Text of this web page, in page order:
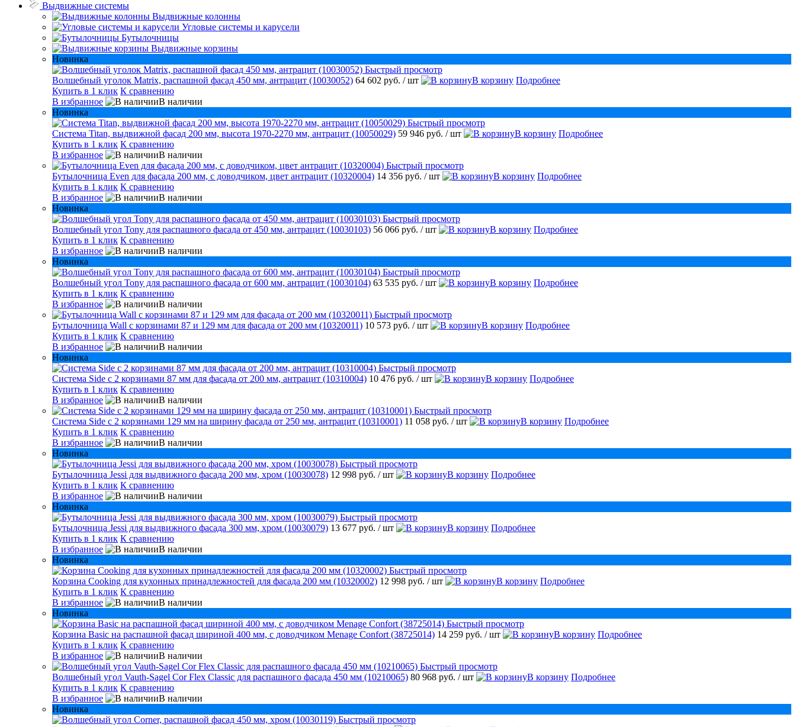
Выдвижные системы
Выдвижные колонны
Угловые системы и карусели
Бутылочницы
Выдвижные корзины
Новинка
Быстрый просмотр
Волшебный уголок Matrix, распашной фасад 450 мм, антрацит (10030052) 64 602 руб. / шт В корзину Подробнее
Купить в 1 клик К сравнению
В избранное
В наличии
Новинка
Быстрый просмотр
Система Titan, выдвижной фасад 200 мм, высота 1970-2270 мм, антрацит (10050029) 59 946 руб. / шт В корзину Подробнее
Купить в 1 клик К сравнению
В избранное
В наличии
Быстрый просмотр
Бутылочница Even для фасада 200 мм, с доводчиком, цвет антрацит (10320004) 14 356 руб. / шт В корзину Подробнее
Купить в 1 клик К сравнению
В избранное
В наличии
Новинка
Быстрый просмотр
Волшебный угол Tony для распашного фасада от 450 мм, антрацит (10030103) 56 066 руб. / шт В корзину Подробнее
Купить в 1 клик К сравнению
В избранное
В наличии
Новинка
Быстрый просмотр
Волшебный угол Tony для распашного фасада от 600 мм, антрацит (10030104) 63 535 руб. / шт В корзину Подробнее
Купить в 1 клик К сравнению
В избранное
В наличии
Быстрый просмотр
Бутылочница Wall с корзинами 87 и 129 мм для фасада от 200 мм (10320011) 10 573 руб. / шт В корзину Подробнее
Купить в 1 клик К сравнению
В избранное
В наличии
Новинка
Быстрый просмотр
Система Side с 2 корзинами 87 мм для фасада от 200 мм, антрацит (10310004) 10 476 руб. / шт В корзину Подробнее
Купить в 1 клик К сравнению
В избранное
В наличии
Быстрый просмотр
Система Side c 2 корзинами 129 мм на ширину фасада от 250 мм, антрацит (10310001) 11 058 руб. / шт В корзину Подробнее
Купить в 1 клик К сравнению
В избранное
В наличии
Новинка
Быстрый просмотр
Бутылочница Jessi для выдвижного фасада 200 мм, хром (10030078) 12 998 руб. / шт В корзину Подробнее
Купить в 1 клик К сравнению
В избранное
В наличии
Новинка
Быстрый просмотр
Бутылочница Jessi для выдвижного фасада 300 мм, хром (10030079) 13 677 руб. / шт В корзину Подробнее
Купить в 1 клик К сравнению
В избранное
В наличии
Новинка
Быстрый просмотр
Корзина Cooking для кухонных принадлежностей для фасада 200 мм (10320002) 12 998 руб. / шт В корзину Подробнее
Купить в 1 клик К сравнению
В избранное
В наличии
Новинка
Быстрый просмотр
Корзина Basic на распашной фасад шириной 400 мм, с доводчиком Menage Confort (38725014) 14 259 руб. / шт В корзину Подробнее
Купить в 1 клик К сравнению
В избранное
В наличии
Быстрый просмотр
Волшебный угол Vauth-Sagel Cor Flex Classic для распашного фасада 450 мм (10210065) 80 968 руб. / шт В корзину Подробнее
Купить в 1 клик К сравнению
В избранное
В наличии
Новинка
Быстрый просмотр